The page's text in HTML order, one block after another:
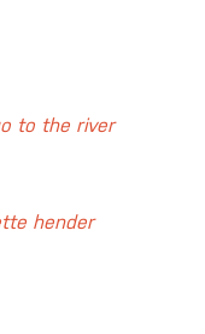
to the river
hender